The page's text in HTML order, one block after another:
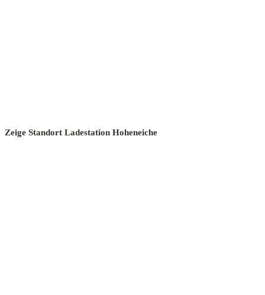
Zeige Standort Ladestation Hoheneiche